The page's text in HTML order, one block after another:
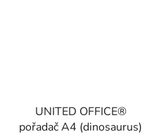
UNITED OFFICE®
pořadač A4 (dinosaurus)